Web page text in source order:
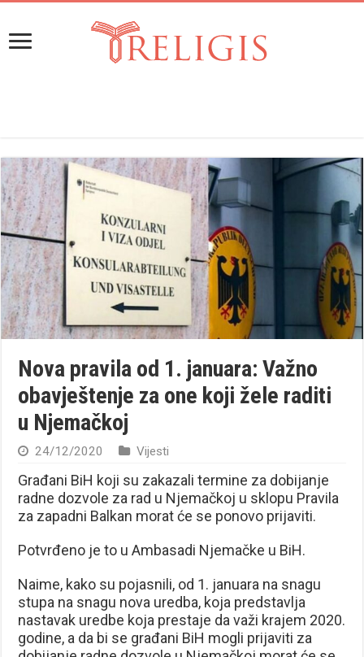
Nova pravila od 1. januara: Važno
obavještenje za one koji žele raditi
u Njemačkoj
24/12/2020 Vijesti
Građani BiH koji su zakazali termine za dobijanje
radne dozvole za rad u Njemačkoj u sklopu Pravila
za zapadni Balkan morat će se ponovo prijaviti.
Potvrđeno je to u Ambasadi Njemačke u BiH.
Naime, kako su pojasnili, od 1. januara na snagu
stupa na snagu nova uredba, koja predstavlja
nastavak uredbe koja prestaje da važi krajem 2020.
godine, a da bi se građani BiH mogli prijaviti za